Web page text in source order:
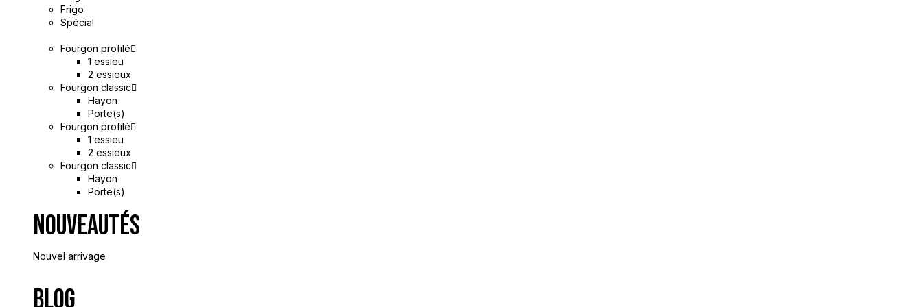
Frigo
Spécial
Fourgon profilé
1 essieu
2 essieux
Fourgon classic
Hayon
Porte(s)
Fourgon profilé
1 essieu
2 essieux
Fourgon classic
Hayon
Porte(s)
Nouveautés
Nouvel arrivage
Blog